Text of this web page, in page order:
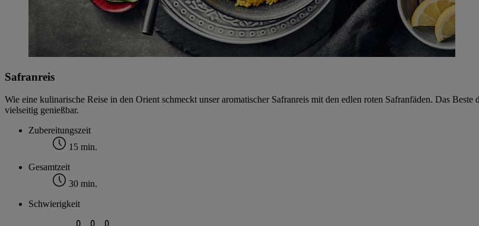
Safranreis
Wie eine kulinarische Reise in den Orient schmeckt unser aromatischer Safranreis mit den edlen roten Safranfäden. Das
vielseitig genießbar.
Zubereitungszeit
15 min.
Gesamtzeit
30 min.
Schwierigkeit